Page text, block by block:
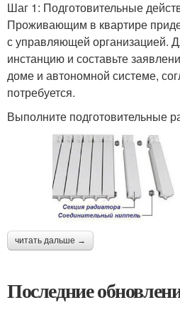
Шаг 1: Подготовительные
Проживающим в квартире
с управляющей организацией.
инстанцию и составьте
доме и автономной системе,
потребуется.
Выполните подготовительные
читать дальше →
Последние